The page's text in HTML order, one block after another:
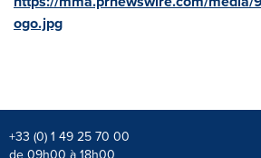
ogo.jpg
+33 (0) 1 49 25 70 00